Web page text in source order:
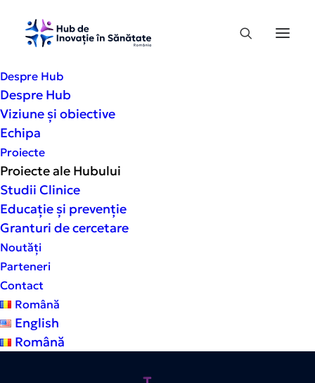
Despre Hub
Despre Hub
Viziune și obiective
Echipa
Proiecte
Proiecte ale Hubului
Studii Clinice
Educație și prevenție
Granturi de cercetare
Noutăți
Parteneri
Contact
Română
English
Română
Proiecte